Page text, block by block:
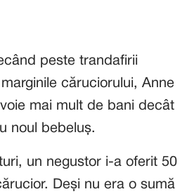
peste trandafirii
căruciorului, Anne
mai mult de bani decât
noul bebeluș.
un negustor i-a oferit 50
Deși nu era o sumă